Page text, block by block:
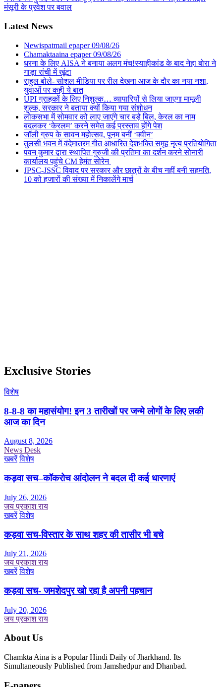
मंसूरी के प्रवेश पर बवाल
Latest News
Newispatmail epaper 09/08/26
Chamaktaaina epaper 09/08/26
धरना के लिए AISA ने बनाया अलग मंच!स्याहीकांड के बाद नेहा बोरा ने
गाड़ा रांची में खूंटा
राहुल बोले- सोशल मीडिया पर रील देखना आज के दौर का नया नशा,
युवाओं पर कही ये बात
UPI ग्राहकों के लिए निशुल्क… व्यापारियों से लिया जाएगा मामूली
शुल्क, सरकार ने बताया क्यों किया गया संशोधन
लोकसभा में सोमवार को लाए जाएंगे चार बड़े बिल, केरल का नाम
बदलकर ‘केरलम’ करने समेत कई प्रस्ताव होंगे पेश
जॉली ग्रुप के सावन महोत्सव, पूनम बनीं ‘क्वीन’
तुलसी भवन में वंदेमातरम गीत आधारित देशभक्ति समूह नृत्य प्रतियोगिता
पवन कुमार द्वारा स्थापित गुरुजी की प्रतिमा का दर्शन करने सोनारी
कार्यालय पहुंचे CM हेमंत सोरेन
JPSC-JSSC विवाद पर सरकार और छात्रों के बीच नहीं बनी सहमति,
10 को हजारों की संख्या में निकालेंगे मार्च
Exclusive Stories
विशेष
8-8-8 का महासंयोग! इन 3 तारीखों पर जन्मे लोगों के लिए लकी
आज का दिन
August 8, 2026
News Desk
खबरें विशेष
कड़वा सच–कॉकरोच आंदोलन ने बदल दी कई धारणाएं
July 26, 2026
जय प्रकाश राय
खबरें विशेष
कड़वा सच-विस्तार के साथ शहर की तासीर भी बचे
July 21, 2026
जय प्रकाश राय
खबरें विशेष
कड़वा सच- जमशेदपुर खो रहा है अपनी पहचान
July 20, 2026
जय प्रकाश राय
About Us
Chamkta Aina is a Popular Hindi Daily of Jharkhand. Its
Simultaneously Published from Jamshedpur and Dhanbad.